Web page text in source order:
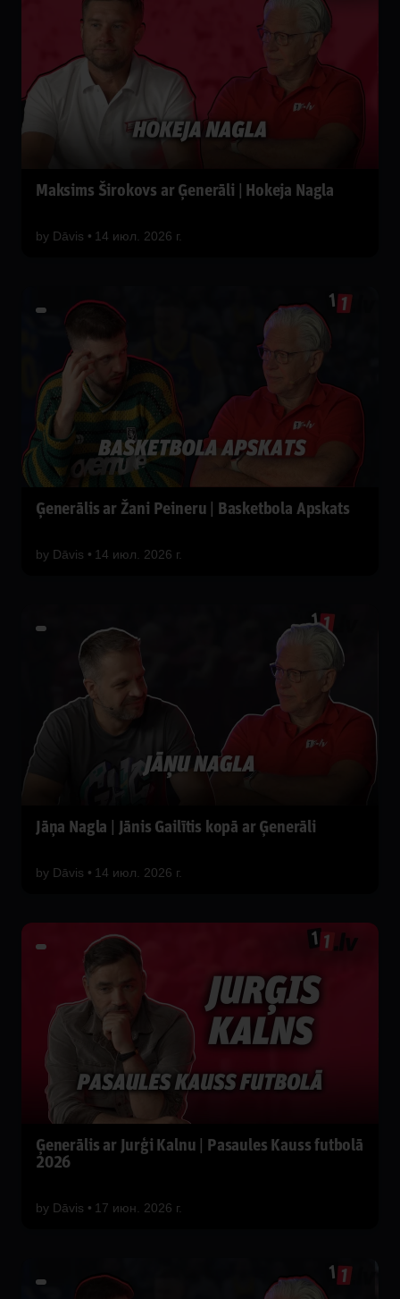
Maksims Širokovs ar Ģenerāli | Hokeja Nagla
by Dāvis 14 июл. 2026 г.
Ģenerālis ar Žani Peineru | Basketbola Apskats
by Dāvis 14 июл. 2026 г.
Jāņa Nagla | Jānis Gailītis kopā ar Ģenerāli
by Dāvis 14 июл. 2026 г.
Ģenerālis ar Jurģi Kalnu | Pasaules Kauss futbolā
2026
by Dāvis 17 июн. 2026 г.